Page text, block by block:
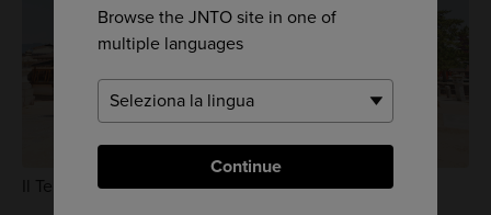
Browse the JNTO site in one of
multiple languages
Continue
Il Tempio Daiganji è un rinomato sito di spiritualità